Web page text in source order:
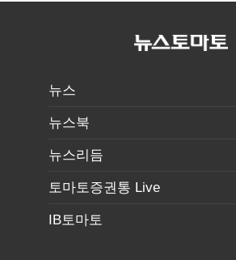
엔저'에 원화
누적 피해자
뉴스
뉴스북
뉴스리듬
토마토증권통 Live
IB토마토